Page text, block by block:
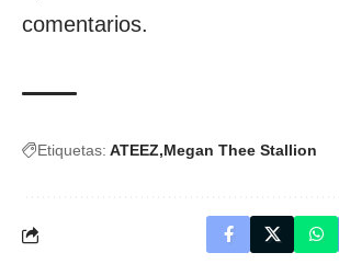
comentarios.
Etiquetas: ATEEZ Megan Thee Stallion